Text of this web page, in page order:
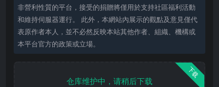
非營利性質的平台，接受的捐贈將僅用於支持社區福利活動
和維持伺服器運行。 此外，本網站內展示的觀點及意見僅代
表原作者本人，並不必然反映本站其他作者、組織、機構或
本平台官方的政策或立場。
下载
仓库维护中，请稍后下载